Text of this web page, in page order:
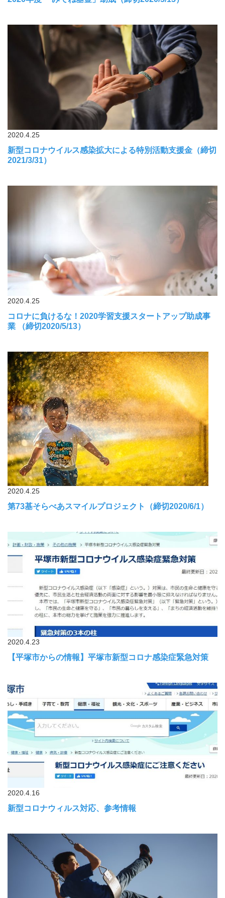
2020.4.25
新型コロナウイルス感染拡大による特別活動支援金（締切
2021/3/31）
2020.4.25
コロナに負けるな！2020学習支援スタートアップ助成事
業 （締切2020/5/13）
2020.4.25
第73基そらべあスマイルプロジェクト（締切2020/6/1）
2020.4.23
【平塚市からの情報】平塚市新型コロナ感染症緊急対策
2020.4.16
新型コロナウィルス対応、参考情報